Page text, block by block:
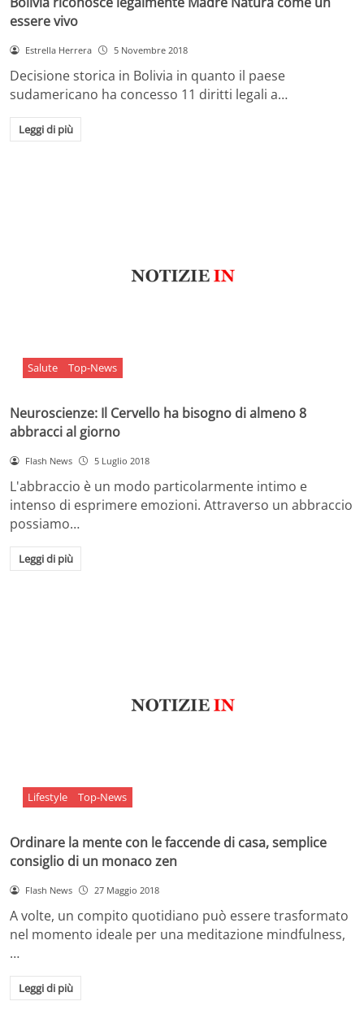
essere vivo
Estrella Herrera 5 Novembre 2018
Decisione storica in Bolivia in quanto il paese
sudamericano ha concesso 11 diritti legali a…
Leggi di più
Salute Top-News
Neuroscienze: Il Cervello ha bisogno di almeno 8
abbracci al giorno
Flash News 5 Luglio 2018
L'abbraccio è un modo particolarmente intimo e
intenso di esprimere emozioni. Attraverso un abbraccio
possiamo…
Leggi di più
Lifestyle Top-News
Ordinare la mente con le faccende di casa, semplice
consiglio di un monaco zen
Flash News 27 Maggio 2018
A volte, un compito quotidiano può essere trasformato
nel momento ideale per una meditazione mindfulness,
…
Leggi di più